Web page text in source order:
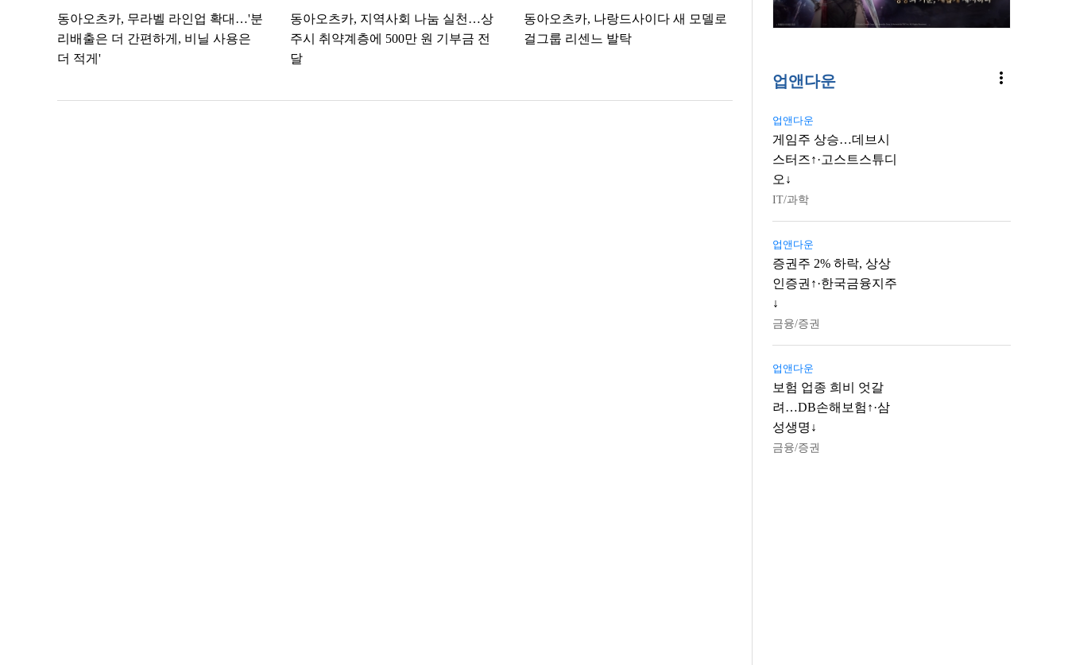
동아오츠카, 무라벨 라인업 확대…'분
리배출은 더 간편하게, 비닐 사용은
더 적게'
동아오츠카, 지역사회 나눔 실천…상
주시 취약계층에 500만 원 기부금 전
달
동아오츠카, 나랑드사이다 새 모델로
걸그룹 리센느 발탁
업앤다운 more_vert
업앤다운
게임주 상승…데브시
스터즈↑·고스트스튜디
오↓
IT/과학
업앤다운
증권주 2% 하락, 상상
인증권↑·한국금융지주
↓
금융/증권
업앤다운
보험 업종 희비 엇갈
려…DB손해보험↑·삼
성생명↓
금융/증권